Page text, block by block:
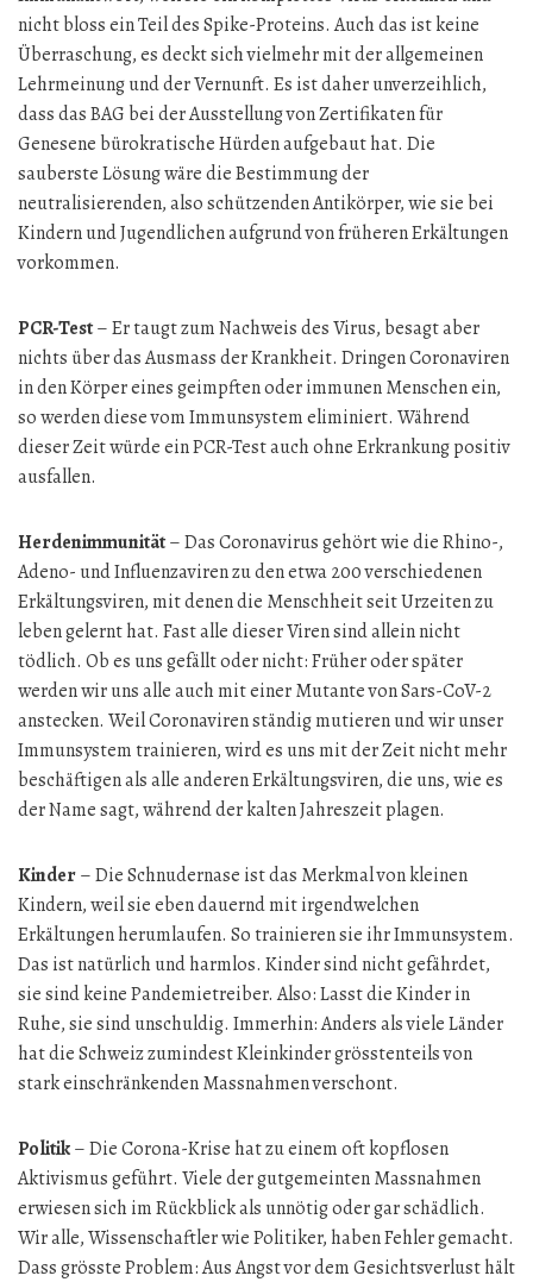
nicht bloss ein Teil des Spike-Proteins. Auch das ist keine
Überraschung, es deckt sich vielmehr mit der allgemeinen
Lehrmeinung und der Vernunft. Es ist daher unverzeihlich,
dass das BAG bei der Ausstellung von Zertifikaten für
Genesene bürokratische Hürden aufgebaut hat. Die
sauberste Lösung wäre die Bestimmung der
neutralisierenden, also schützenden Antikörper, wie sie bei
Kindern und Jugendlichen aufgrund von früheren Erkältungen
vorkommen.
PCR-Test– Er taugt zum Nachweis des Virus, besagt aber
nichts über das Ausmass der Krankheit. Dringen Coronaviren
in den Körper eines geimpften oder immunen Menschen ein,
so werden diese vom Immunsystem eliminiert. Während
dieser Zeit würde ein PCR-Test auch ohne Erkrankung positiv
ausfallen.
Herdenimmunität– Das Coronavirus gehört wie die Rhino-,
Adeno- und Influenzaviren zu den etwa 200 verschiedenen
Erkältungsviren, mit denen die Menschheit seit Urzeiten zu
leben gelernt hat. Fast alle dieser Viren sind allein nicht
tödlich. Ob es uns gefällt oder nicht: Früher oder später
werden wir uns alle auch mit einer Mutante von Sars-CoV-2
anstecken. Weil Coronaviren ständig mutieren und wir unser
Immunsystem trainieren, wird es uns mit der Zeit nicht mehr
beschäftigen als alle anderen Erkältungsviren, die uns, wie es
der Name sagt, während der kalten Jahreszeit plagen.
Kinder– Die Schnudernase ist das Merkmal von kleinen
Kindern, weil sie eben dauernd mit irgendwelchen
Erkältungen herumlaufen. So trainieren sie ihr Immunsystem.
Das ist natürlich und harmlos. Kinder sind nicht gefährdet,
sie sind keine Pandemietreiber. Also: Lasst die Kinder in
Ruhe, sie sind unschuldig. Immerhin: Anders als viele Länder
hat die Schweiz zumindest Kleinkinder grösstenteils von
stark einschränkenden Massnahmen verschont.
Politik– Die Corona-Krise hat zu einem oft kopflosen
Aktivismus geführt. Viele der gutgemeinten Massnahmen
erwiesen sich im Rückblick als unnötig oder gar schädlich.
Wir alle, Wissenschaftler wie Politiker, haben Fehler gemacht.
Dass grösste Problem: Aus Angst vor dem Gesichtsverlust hält